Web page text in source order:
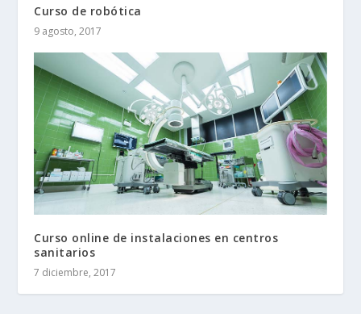
Curso de robótica
9 agosto, 2017
Curso online de instalaciones en centros
sanitarios
7 diciembre, 2017